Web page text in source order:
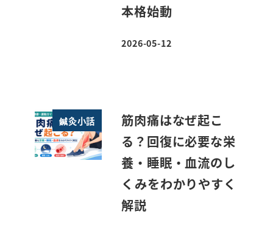
本格始動
投稿日
2026-05-12
鍼灸小話
筋肉痛はなぜ起こ
る？回復に必要な栄
養・睡眠・血流のし
くみをわかりやすく
解説